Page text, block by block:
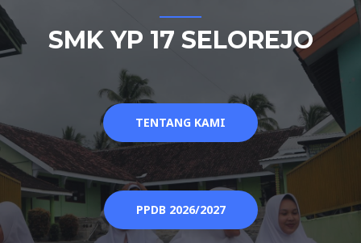
SMK YP 17 SELOREJO
TENTANG KAMI
PPDB 2026/2027